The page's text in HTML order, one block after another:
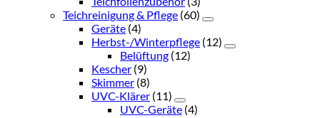
Teichreinigung & Pflege (60)
Geräte (4)
Herbst-/Winterpflege (12)
Belüftung (12)
Kescher (9)
Skimmer (8)
UVC-Klärer (11)
UVC-Geräte (4)